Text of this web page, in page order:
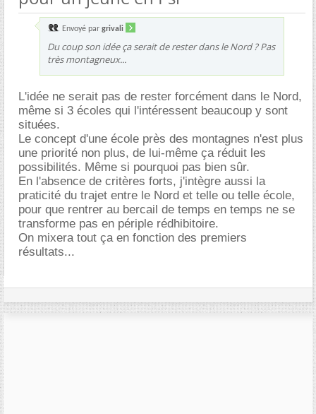
Envoyé par grivali
Du coup son idée ça serait de rester dans le Nord ? Pas
très montagneux...
L'idée ne serait pas de rester forcément dans le Nord,
même si 3 écoles qui l'intéressent beaucoup y sont
situées.
Le concept d'une école près des montagnes n'est plus
une priorité non plus, de lui-même ça réduit les
possibilités. Même si pourquoi pas bien sûr.
En l'absence de critères forts, j'intègre aussi la
praticité du trajet entre le Nord et telle ou telle école,
pour que rentrer au bercail de temps en temps ne se
transforme pas en périple rédhibitoire.
On mixera tout ça en fonction des premiers
résultats...